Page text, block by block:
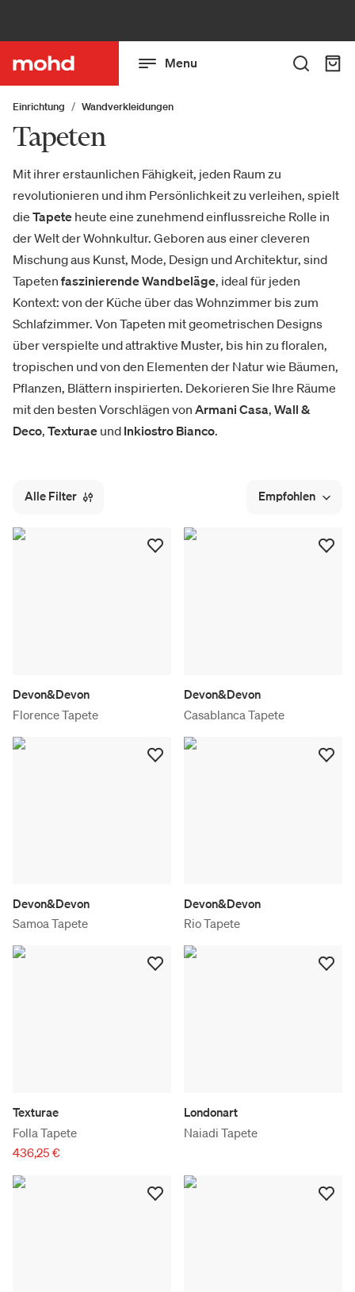
Menu
Einrichtung Wandverkleidungen
Tapeten
Mit ihrer erstaunlichen Fähigkeit, jeden Raum zu
revolutionieren und ihm Persönlichkeit zu verleihen, spielt
die Tapete heute eine zunehmend einflussreiche Rolle in
der Welt der Wohnkultur. Geboren aus einer cleveren
Mischung aus Kunst, Mode, Design und Architektur, sind
Tapeten faszinierende Wandbeläge, ideal für jeden
Kontext: von der Küche über das Wohnzimmer bis zum
Schlafzimmer. Von Tapeten mit geometrischen Designs
über verspielte und attraktive Muster, bis hin zu floralen,
tropischen und von den Elementen der Natur wie Bäumen,
Pflanzen, Blättern inspirierten. Dekorieren Sie Ihre Räume
mit den besten Vorschlägen von Armani Casa, Wall &
Deco, Texturae und Inkiostro Bianco.
Alle Filter Empfohlen
Devon&Devon
Florence Tapete
Devon&Devon
Casablanca Tapete
Devon&Devon
Samoa Tapete
Devon&Devon
Rio Tapete
Texturae
Folla Tapete
436,25 €
Londonart
Naiadi Tapete